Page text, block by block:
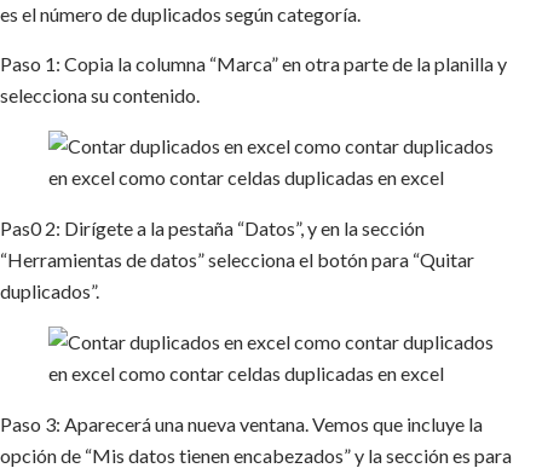
es el número de duplicados según categoría.
Paso 1: Copia la columna “Marca” en otra parte de la planilla y
selecciona su contenido.
Pas0 2: Dirígete a la pestaña “Datos”, y en la sección
“Herramientas de datos” selecciona el botón para “Quitar
duplicados”.
Paso 3: Aparecerá una nueva ventana. Vemos que incluye la
opción de “Mis datos tienen encabezados” y la sección es para